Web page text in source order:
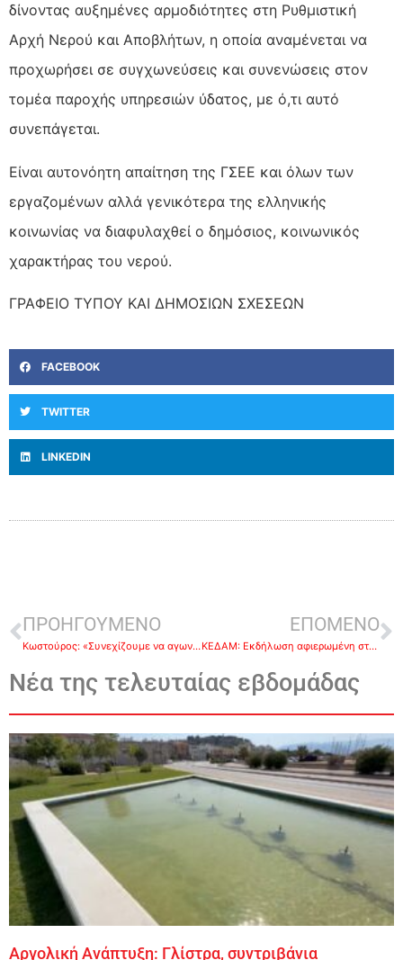
δίνοντας αυξημένες αρμοδιότητες στη Ρυθμιστική
Αρχή Νερού και Αποβλήτων, η οποία αναμένεται να
προχωρήσει σε συγχωνεύσεις και συνενώσεις στον
τομέα παροχής υπηρεσιών ύδατος, με ό,τι αυτό
συνεπάγεται.
Είναι αυτονόητη απαίτηση της ΓΣΕΕ και όλων των
εργαζομένων αλλά γενικότερα της ελληνικής
κοινωνίας να διαφυλαχθεί ο δημόσιος, κοινωνικός
χαρακτήρας του νερού.
ΓΡΑΦΕΙΟ ΤΥΠΟΥ ΚΑΙ ΔΗΜΟΣΙΩΝ ΣΧΕΣΕΩΝ
FACEBOOK
TWITTER
LINKEDIN
ΠΡΟΗΓΟΥΜΕΝΟ
Κωστούρος: «Συνεχίζουμε να αγωνιζόμαστε για τα δικαιώματα των γυναικών στην πράξη»
ΕΠΟΜΕΝΟ
ΚΕΔΑΜ: Εκδήλωση αφιερωμένη στην Παγκόσμια Ημέρα της Γυναίκας
Νέα της τελευταίας εβδομάδας
Αργολική Ανάπτυξη: Γλίστρα, συντριβάνια